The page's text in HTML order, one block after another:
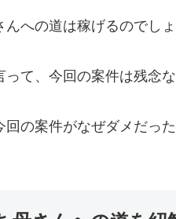
んへの道は稼げるのでし
て、 今回の案件は残念
回の案件がなぜダメだっ